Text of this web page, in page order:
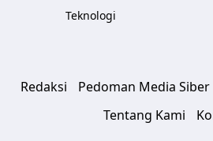
Teknologi
Redaksi Pedoman Media Siber
Tentang Kami